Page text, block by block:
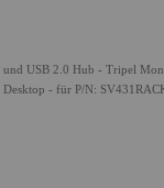
USB 2.0 Hub - Tripel
- für P/N: